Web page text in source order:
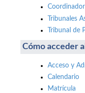
Tribunales
Tribunal de
Cómo acceder
Acceso y
Calendario
Matrícula